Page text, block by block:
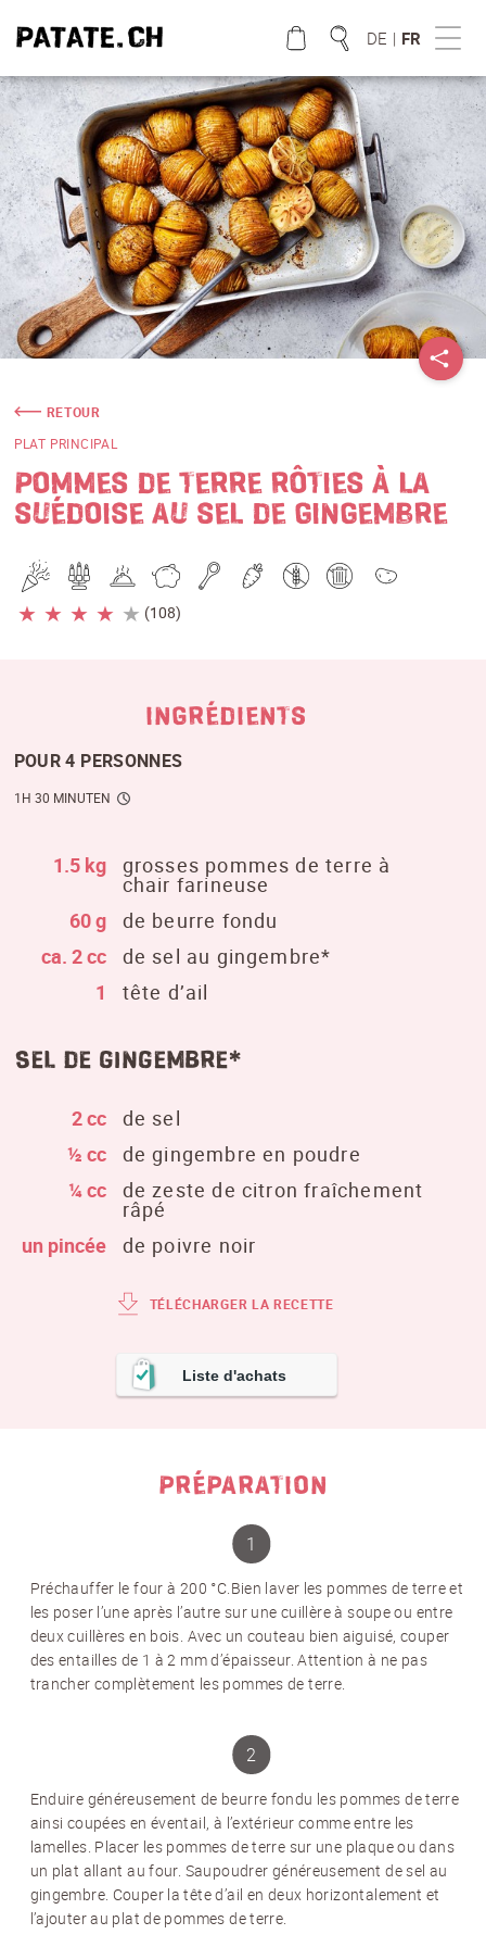
DE | FR
RETOUR
PLAT PRINCIPAL
POMMES DE TERRE RÔTIES À LA
SUÉDOISE AU SEL DE GINGEMBRE
★ ★ ★ ★ ★ (108)
INGRÉDIENTS
POUR 4 PERSONNES
1H 30 MINUTEN
1.5 kg grosses pommes de terre à
chair farineuse
60 g
de beurre fondu
ca. 2 cc
de sel au gingembre*
1
tête d’ail
sel de gingembre*
2 cc
de sel
½ cc
de gingembre en poudre
¼ cc
de zeste de citron fraîchement
râpé
un pincée
de poivre noir
TÉLÉCHARGER LA RECETTE
Liste d'achats
PRÉPARATION
Préchauffer le four à 200 °C.Bien laver les pommes de terre et
les poser l’une après l’autre sur une cuillère à soupe ou entre
deux cuillères en bois. Avec un couteau bien aiguisé, couper
des entailles de 1 à 2 mm d’épaisseur. Attention à ne pas
trancher complètement les pommes de terre.
Enduire généreusement de beurre fondu les pommes de terre
ainsi coupées en éventail, à l’extérieur comme entre les
lamelles. Placer les pommes de terre sur une plaque ou dans
un plat allant au four. Saupoudrer généreusement de sel au
gingembre. Couper la tête d’ail en deux horizontalement et
l’ajouter au plat de pommes de terre.
QUE CHERCHEZ VOUS?